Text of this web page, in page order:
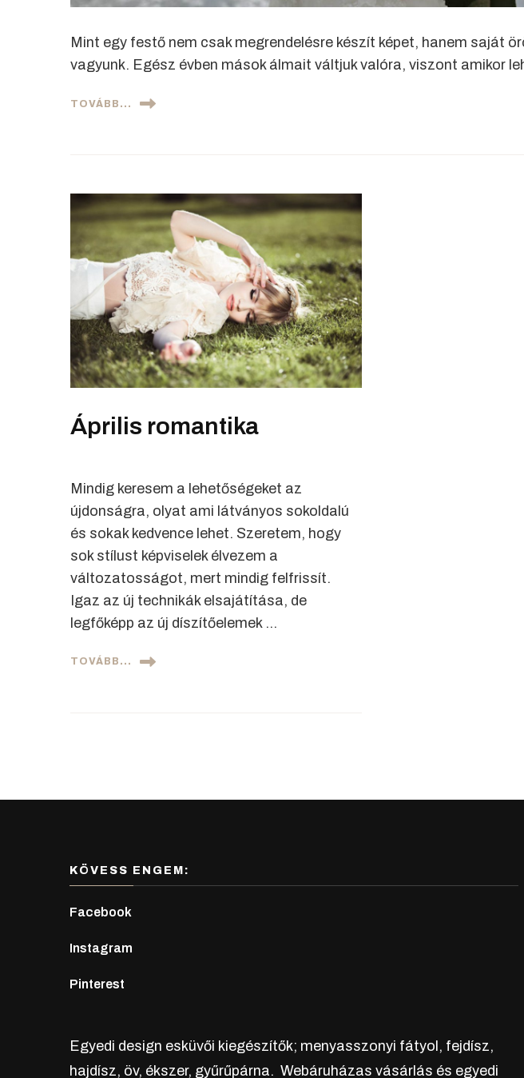
Mint egy festő nem csak megrendelésre készít képet, hanem saját
vagyunk. Egész évben mások álmait váltjuk valóra, viszont amikor
TOVÁBB...
Április romantika
Mindig keresem a lehetőségeket az
újdonságra, olyat ami látványos sokoldalú
és sokak kedvence lehet. Szeretem, hogy
sok stílust képviselek élvezem a
változatosságot, mert mindig felfrissít.
Igaz az új technikák elsajátítása, de
legfőképp az új díszítőelemek …
TOVÁBB...
KÖVESS ENGEM:
Facebook
Instagram
Pinterest
Egyedi design esküvői kiegészítők; menyasszonyi fátyol, fejdísz,
hajdísz, öv, ékszer, gyűrűpárna. Webáruházas vásárlás és egyedi